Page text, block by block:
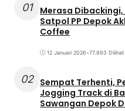
01
Merasa
Satpol PP Depok
Coffee
12 Januari 2026•77.893 Dilihat
02 Sempat Terhenti,
Jogging Track di
Sawangan Depok